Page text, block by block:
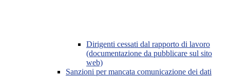
Dirigenti cessati dal rapporto di lavoro
(documentazione da pubblicare sul sito
web)
Sanzioni per mancata comunicazione dei dati